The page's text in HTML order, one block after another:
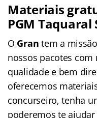
Materiais
PGM Taquaral
O Grantem a
nossos pacotes
qualidade e bem
oferecemos
concurseiro, tenha
poderemos te